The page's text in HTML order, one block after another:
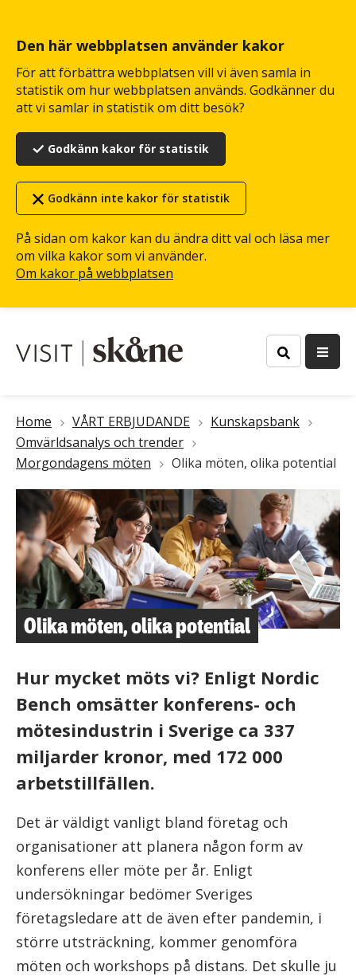
Den här webbplatsen använder kakor
För att förbättra webbplatsen vill vi även samla in
statistik om hur webbplatsen används. Godkänner du
att vi samlar in statistik om ditt besök?
Godkänn kakor för statistik
Godkänn inte kakor för statistik
På sidan om kakor kan du ändra ditt val och läsa mer
om vilka kakor som vi använder.
Om kakor på webbplatsen
huvudinnehåll
Länkstig
Home VÅRT ERBJUDANDE
Kunskapsbank
Omvärldsanalys och trender
Morgondagens möten
Olika möten, olika potential
Olika möten, olika potential
Hur mycket möts vi? Enligt Nordic
Bench omsätter konferens- och
mötesindustrin i Sverige ca 337
miljarder kronor, med 172 000
arbetstillfällen.
Det är väldigt vanligt bland företag och
organisationer att planera någon form av
konferens eller möte per år. Enligt
undersökningar bedömer Sveriges
företagsledare att de även efter pandemin, i
större utsträckning, kommer genomföra
möten och workshops på distans. Det skulle ju